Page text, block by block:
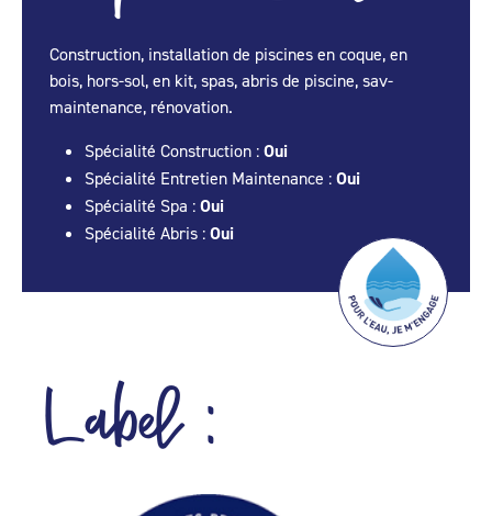
Construction, installation de piscines en coque, en
bois, hors-sol, en kit, spas, abris de piscine, sav-
maintenance, rénovation.
Spécialité Construction : Oui
Spécialité Entretien Maintenance : Oui
Spécialité Spa : Oui
Spécialité Abris : Oui
Label :